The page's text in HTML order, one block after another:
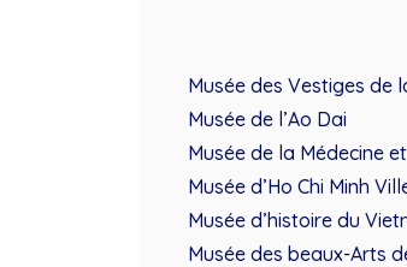
Musée des Vestiges de
Musée de l’Ao Dai
Musée de la Médecine
Musée d’Ho Chi Minh
Musée d’histoire du
Musée des beaux-Arts